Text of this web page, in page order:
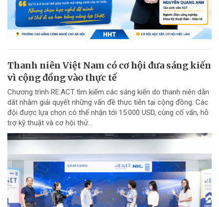
Thanh niên Việt Nam có cơ hội đưa sáng kiến
vì cộng đồng vào thực tế
Chương trình RE:ACT tìm kiếm các sáng kiến do thanh niên dẫn
dắt nhằm giải quyết những vấn đề thực tiễn tại cộng đồng. Các
đội được lựa chọn có thể nhận tới 15.000 USD, cùng cố vấn, hỗ
trợ kỹ thuật và cơ hội thử...